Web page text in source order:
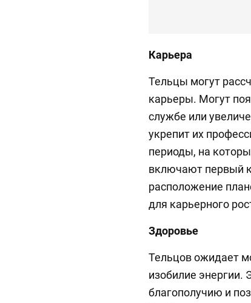
Карьера
Тельцы могут
карьеры. Могут
службе или
укрепит их
периоды, на
включают первый
расположение
для карьерного
Здоровье
Тельцов ожидает
изобилие энергии.
благополучию и